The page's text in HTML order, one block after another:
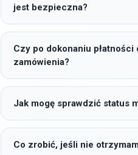
jest bezpieczna?
Czy po dokonaniu
zamówienia?
Jak mogę sprawdzić status
Co zrobić, jeśli nie